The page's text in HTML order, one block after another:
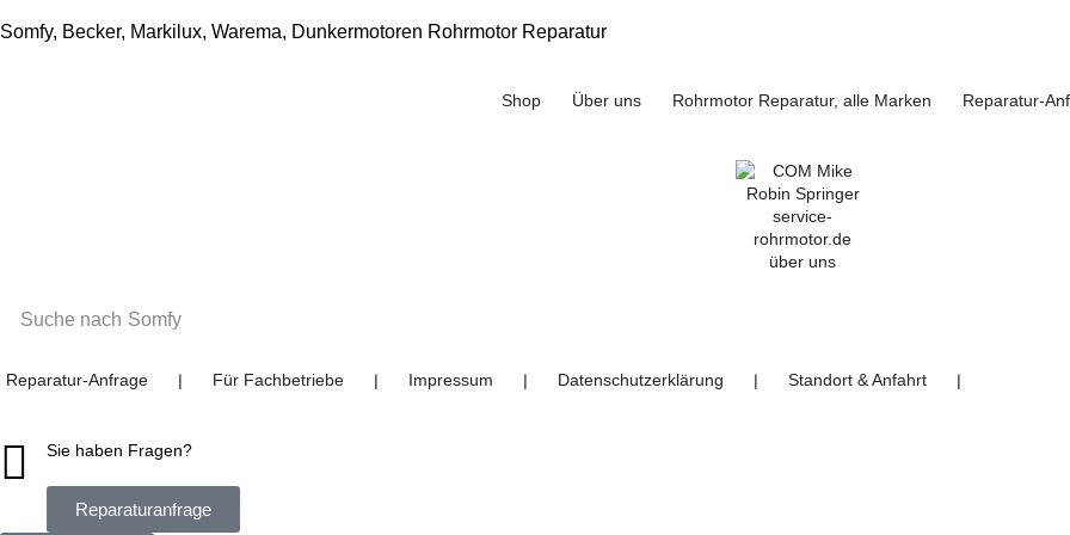
Somfy, Becker, Markilux, Warema, Dunkermotoren Rohrmotor Reparatur
Shop Über uns Rohrmotor Reparatur, alle Marken Reparatur-
Suche nach Somfy
Reparatur-Anfrage ❘ Für Fachbetriebe ❘ Impressum ❘ Datenschutzerklärung ❘ Standort & Anfahrt ❘
Sie haben Fragen?
Reparaturanfrage